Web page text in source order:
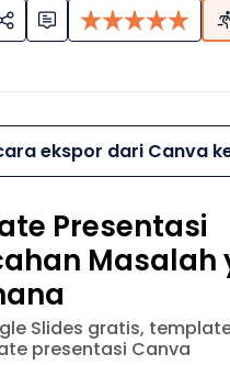
ekspor dari Canva
Presentasi
Masalah
Slides gratis,
presentasi Canva